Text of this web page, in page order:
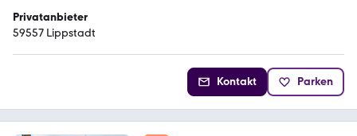
Privatanbieter
59557 Lippstadt
Kontakt Parken